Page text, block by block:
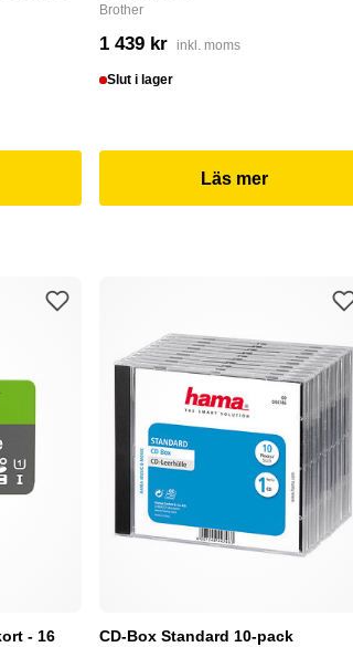
Brother
1 439 kr inkl. moms
Slut i lager
Läs mer
- 16
CD-Box Standard 10-pack